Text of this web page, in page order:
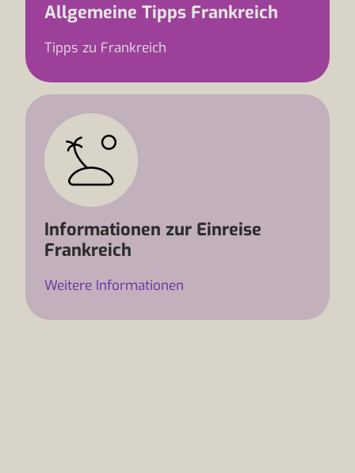
Allgemeine Tipps Frankreich
Tipps zu Frankreich
Informationen zur Einreise
Frankreich
Weitere Informationen